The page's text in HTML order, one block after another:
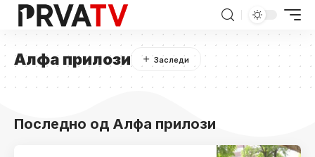
Алфа прилози
Последно од Алфа прилози